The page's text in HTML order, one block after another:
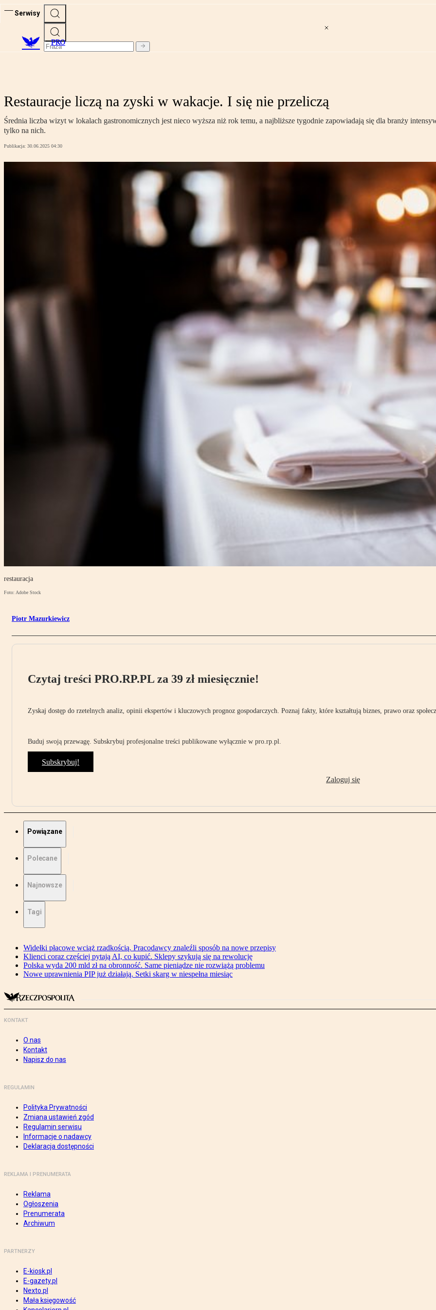
Serwisy
PRO
Restauracje liczą na zyski w wakacje. I się nie przeliczą
Średnia liczba wizyt w lokalach gastronomicznych jest nieco wyższa niż rok temu, a najbliższe tygodnie zapowiadają się dla branży
tylko na nich.
Publikacja: 30.06.2025 04:30
restauracja
Foto: Adobe Stock
Piotr Mazurkiewicz
Czytaj treści PRO.RP.PL za 39 zł miesięcznie!
Zyskaj dostęp do rzetelnych analiz, opinii ekspertów i kluczowych prognoz gospodarczych. Poznaj fakty, które kształtują biznes, prawo oraz
Buduj swoją przewagę. Subskrybuj profesjonalne treści publikowane wyłącznie w pro.rp.pl.
Subskrybuj!
Zaloguj się
Powiązane
Polecane
Najnowsze
Tagi
Widełki płacowe wciąż rzadkością. Pracodawcy znaleźli sposób na nowe przepisy
Klienci coraz częściej pytają AI, co kupić. Sklepy szykują się na rewolucję
Polska wyda 200 mld zł na obronność. Same pieniądze nie rozwiążą problemu
Nowe uprawnienia PIP już działają. Setki skarg w niespełna miesiąc
KONTAKT
O nas
Kontakt
Napisz do nas
REGULAMIN
Polityka Prywatności
Zmiana ustawień zgód
Regulamin serwisu
Informacje o nadawcy
Deklaracja dostępności
REKLAMA I PRENUMERATA
Reklama
Ogłoszenia
Prenumerata
Archiwum
PARTNERZY
E-kiosk.pl
E-gazety.pl
Nexto.pl
Mała księgowość